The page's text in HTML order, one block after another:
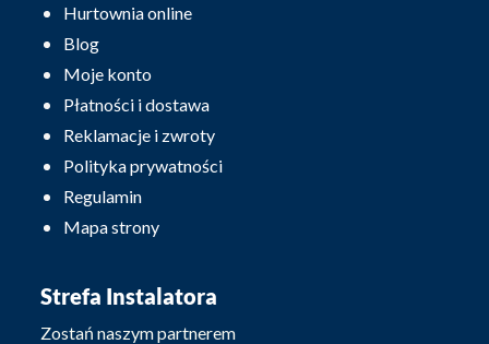
Hurtownia online
Blog
Moje konto
Płatności i dostawa
Reklamacje i zwroty
Polityka prywatności
Regulamin
Mapa strony
Strefa Instalatora
Zostań naszym partnerem